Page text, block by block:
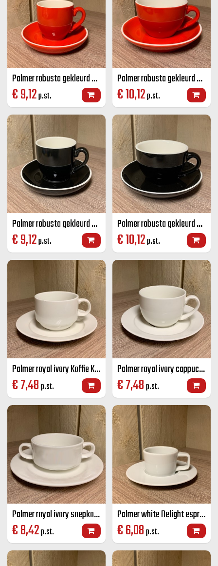
Palmer robusta gekleurd koffie K+S rood 14 CL
€9,12p.st.
Palmer robusta gekleurd cappuccino K+S rood 18 CL
€10,12p.st.
Palmer robusta gekleurd koffie K+S zwart 14 CL
€9,12p.st.
Palmer robusta gekleurd cappuccino K+S zwart 18 CL
€10,12p.st.
Palmer royal ivory Koffie K+S stapelbaar ivoor 17,5 cl
€7,48p.st.
Palmer royal ivory cappuccino K+S ivoor 17,5 cl
€7,48p.st.
Palmer royal ivory soepkop ivoor 21,5 cl
€8,42p.st.
Palmer white Delight espresso K+S wit 7 cl
€6,08p.st.